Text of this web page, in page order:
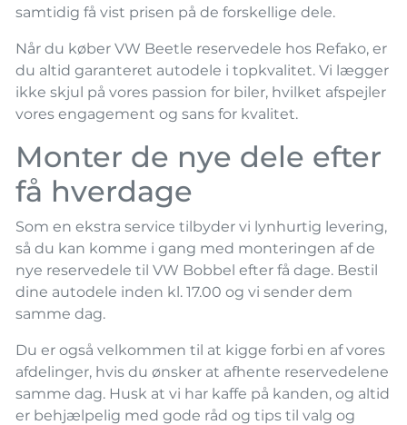
samtidig få vist prisen på de forskellige dele.
Når du køber VW Beetle reservedele hos Refako, er
du altid garanteret autodele i topkvalitet. Vi lægger
ikke skjul på vores passion for biler, hvilket afspejler
vores engagement og sans for kvalitet.
Monter de nye dele efter
få hverdage
Som en ekstra service tilbyder vi lynhurtig levering,
så du kan komme i gang med monteringen af de
nye reservedele til VW Bobbel efter få dage. Bestil
dine autodele inden kl. 17.00 og vi sender dem
samme dag.
Du er også velkommen til at kigge forbi en af vores
afdelinger, hvis du ønsker at afhente reservedelene
samme dag. Husk at vi har kaffe på kanden, og altid
er behjælpelig med gode råd og tips til valg og